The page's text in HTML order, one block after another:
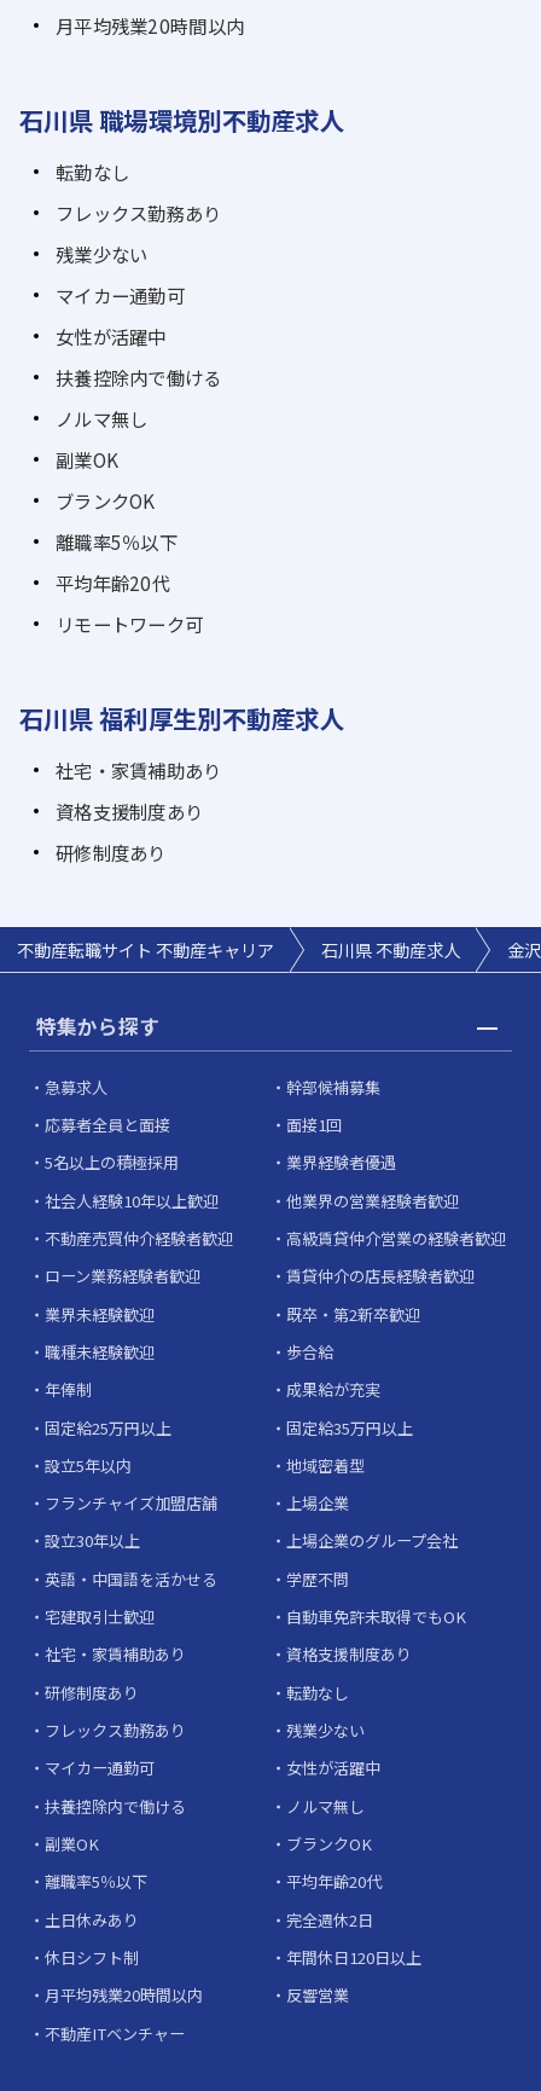
月平均残業20時間以内
石川県 職場環境別不動産求人
転勤なし
フレックス勤務あり
残業少ない
マイカー通勤可
女性が活躍中
扶養控除内で働ける
ノルマ無し
副業OK
ブランクOK
離職率5％以下
平均年齢20代
リモートワーク可
石川県 福利厚生別不動産求人
社宅・家賃補助あり
資格支援制度あり
研修制度あり
不動産転職サイト 不動産キャリア 石川県 不動産求人 金
特集から探す
急募求人
幹部候補募集
応募者全員と面接
面接1回
5名以上の積極採用
業界経験者優遇
社会人経験10年以上歓迎
他業界の営業経験者歓迎
不動産売買仲介経験者歓迎
高級賃貸仲介営業の経験者歓迎
ローン業務経験者歓迎
賃貸仲介の店長経験者歓迎
業界未経験歓迎
既卒・第2新卒歓迎
職種未経験歓迎
歩合給
年俸制
成果給が充実
固定給25万円以上
固定給35万円以上
設立5年以内
地域密着型
フランチャイズ加盟店舗
上場企業
設立30年以上
上場企業のグループ会社
英語・中国語を活かせる
学歴不問
宅建取引士歓迎
自動車免許未取得でもOK
社宅・家賃補助あり
資格支援制度あり
研修制度あり
転勤なし
フレックス勤務あり
残業少ない
マイカー通勤可
女性が活躍中
扶養控除内で働ける
ノルマ無し
副業OK
ブランクOK
離職率5％以下
平均年齢20代
土日休みあり
完全週休2日
休日シフト制
年間休日120日以上
月平均残業20時間以内
反響営業
不動産ITベンチャー